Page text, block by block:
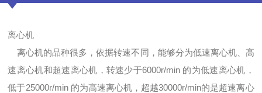
离心机
离心机的品种很多，依据转速不同，能够分为低速离心机、高
速离心机和超速离心机，转速少于6000r/min 的为低速离心机，
低于25000r/min 的为高速离心机，超越30000r/min的是超速离心